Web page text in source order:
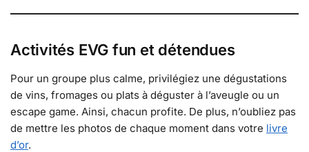
Activités EVG fun et détendues
Pour un groupe plus calme, privilégiez une dégustations
de vins, fromages ou plats à déguster à l’aveugle ou un
escape game. Ainsi, chacun profite. De plus, n’oubliez pas
de mettre les photos de chaque moment dans votre livre
d’or.